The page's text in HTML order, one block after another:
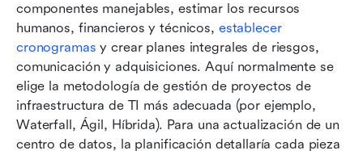
componentes manejables, estimar los recursos
humanos, financieros y técnicos, establecer
cronogramas y crear planes integrales de riesgos,
comunicación y adquisiciones. Aquí normalmente se
elige la metodología de gestión de proyectos de
infraestructura de TI más adecuada (por ejemplo,
Waterfall, Ágil, Híbrida). Para una actualización de un
centro de datos, la planificación detallaría cada pieza